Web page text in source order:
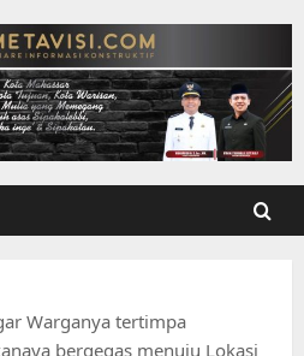
Warganya tertimpa
bergegas menuju Lokasi